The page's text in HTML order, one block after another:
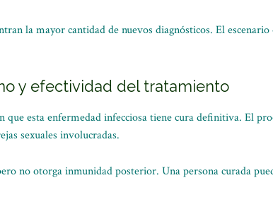
la mayor cantidad de nuevos diagnósticos. El
y efectividad del tratamiento
que esta enfermedad infecciosa tiene cura definitiva. El
sexuales involucradas.
no otorga inmunidad posterior. Una persona curada